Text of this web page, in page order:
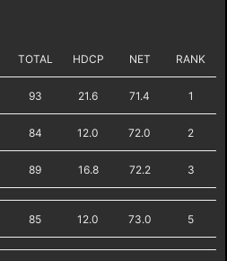
TOTAL HDCP NET RANK
93 21.6 71.4 1
84 12.0 72.0 2
89 16.8 72.2 3
85 12.0 73.0 5